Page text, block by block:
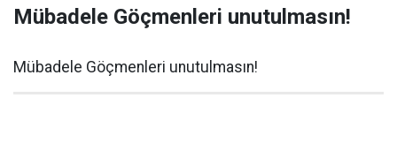
Mübadele Göçmenleri unutulmasın!
Mübadele Göçmenleri unutulmasın!